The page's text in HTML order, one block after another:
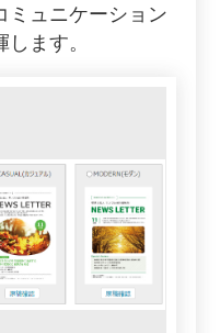
ミュニケーション
ます。